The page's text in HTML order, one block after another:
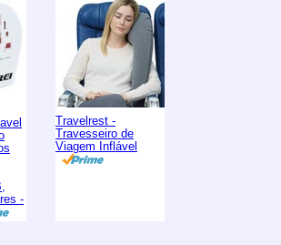
-
Travelrest -
Travesseiro de
Viagem Inflável